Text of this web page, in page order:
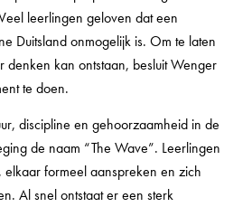
leerlingen geloven dat een
Duitsland onmogelijk is. Om te laten
denken kan ontstaan, besluit Wenger
te doen.
discipline en gehoorzaamheid in de
de naam “The Wave”. Leerlingen
elkaar formeel aanspreken en zich
Al snel ontstaat er een sterk